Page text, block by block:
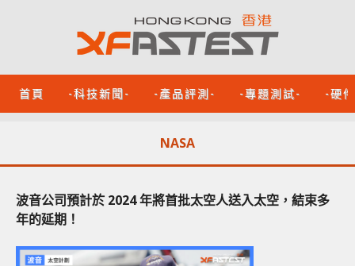
首頁 -科技新聞- -產品評測- -專題測試- -硬
NASA
波音公司預計於 2024 年將首批太空人送入太空，結束多
年的延期！